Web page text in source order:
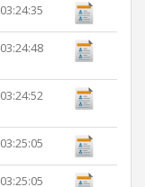
03:24:35
03:24:48
03:24:52
03:25:05
03:25:05